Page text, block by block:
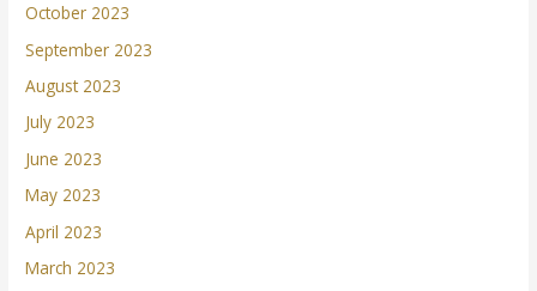
October 2023
September 2023
August 2023
July 2023
June 2023
May 2023
April 2023
March 2023